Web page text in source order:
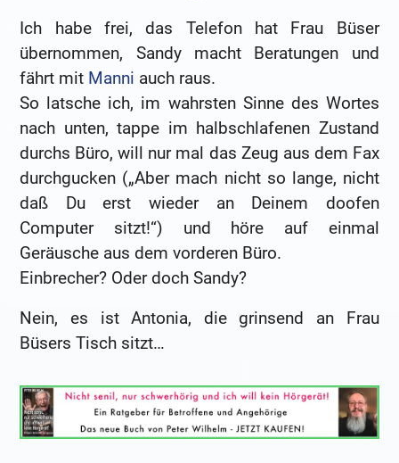
Ich habe frei, das Telefon hat Frau Büser
übernommen, Sandy macht Beratungen und
fährt mit Manni auch raus.
So latsche ich, im wahrsten Sinne des Wortes
nach unten, tappe im halbschlafenen Zustand
durchs Büro, will nur mal das Zeug aus dem Fax
durchgucken („Aber mach nicht so lange, nicht
daß Du erst wieder an Deinem doofen
Computer sitzt!“) und höre auf einmal
Geräusche aus dem vorderen Büro.
Einbrecher? Oder doch Sandy?
Nein, es ist Antonia, die grinsend an Frau
Büsers Tisch sitzt…